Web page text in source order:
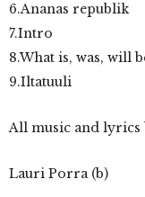
6.Ananas republik
7.Intro
8.What is, was, will
9.Iltatuuli
All music and lyrics
Lauri Porra (b)